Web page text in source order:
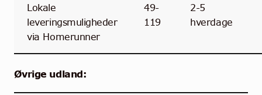
Lokale
leveringsmuligheder
via Homerunner
49-
119
2-5
hverdage
Øvrige udland: